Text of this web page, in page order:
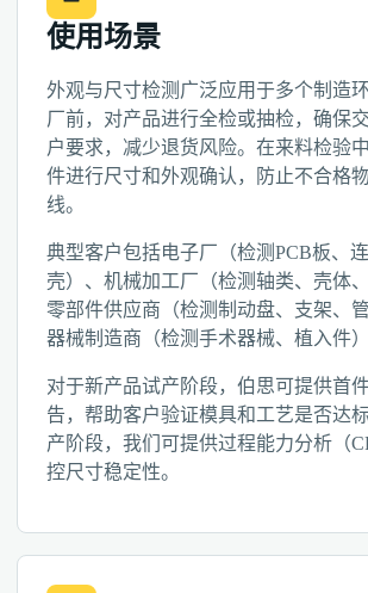
使用场景
外观与尺寸检测广泛应用于多个制造
厂前，对产品进行全检或抽检，确保
户要求，减少退货风险。在来料检验
件进行尺寸和外观确认，防止不合格
线。
典型客户包括电子厂（检测PCB板、
壳）、机械加工厂（检测轴类、壳体
零部件供应商（检测制动盘、支架、
器械制造商（检测手术器械、植入件）
对于新产品试产阶段，伯思可提供首
告，帮助客户验证模具和工艺是否达
产阶段，我们可提供过程能力分析（
控尺寸稳定性。